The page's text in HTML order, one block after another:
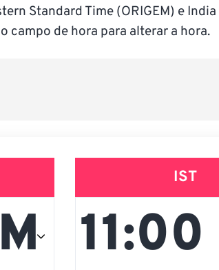
Standard Time (ORIGEM) e
campo de hora para alterar a hora.
IST